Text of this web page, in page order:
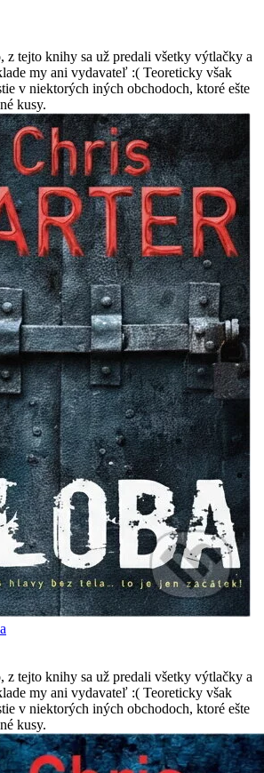
z tejto knihy sa už predali všetky výtlačky a
my ani vydavateľ :( Teoreticky však
v niektorých iných obchodoch, ktoré ešte
kusy.
z tejto knihy sa už predali všetky výtlačky a
my ani vydavateľ :( Teoreticky však
v niektorých iných obchodoch, ktoré ešte
kusy.